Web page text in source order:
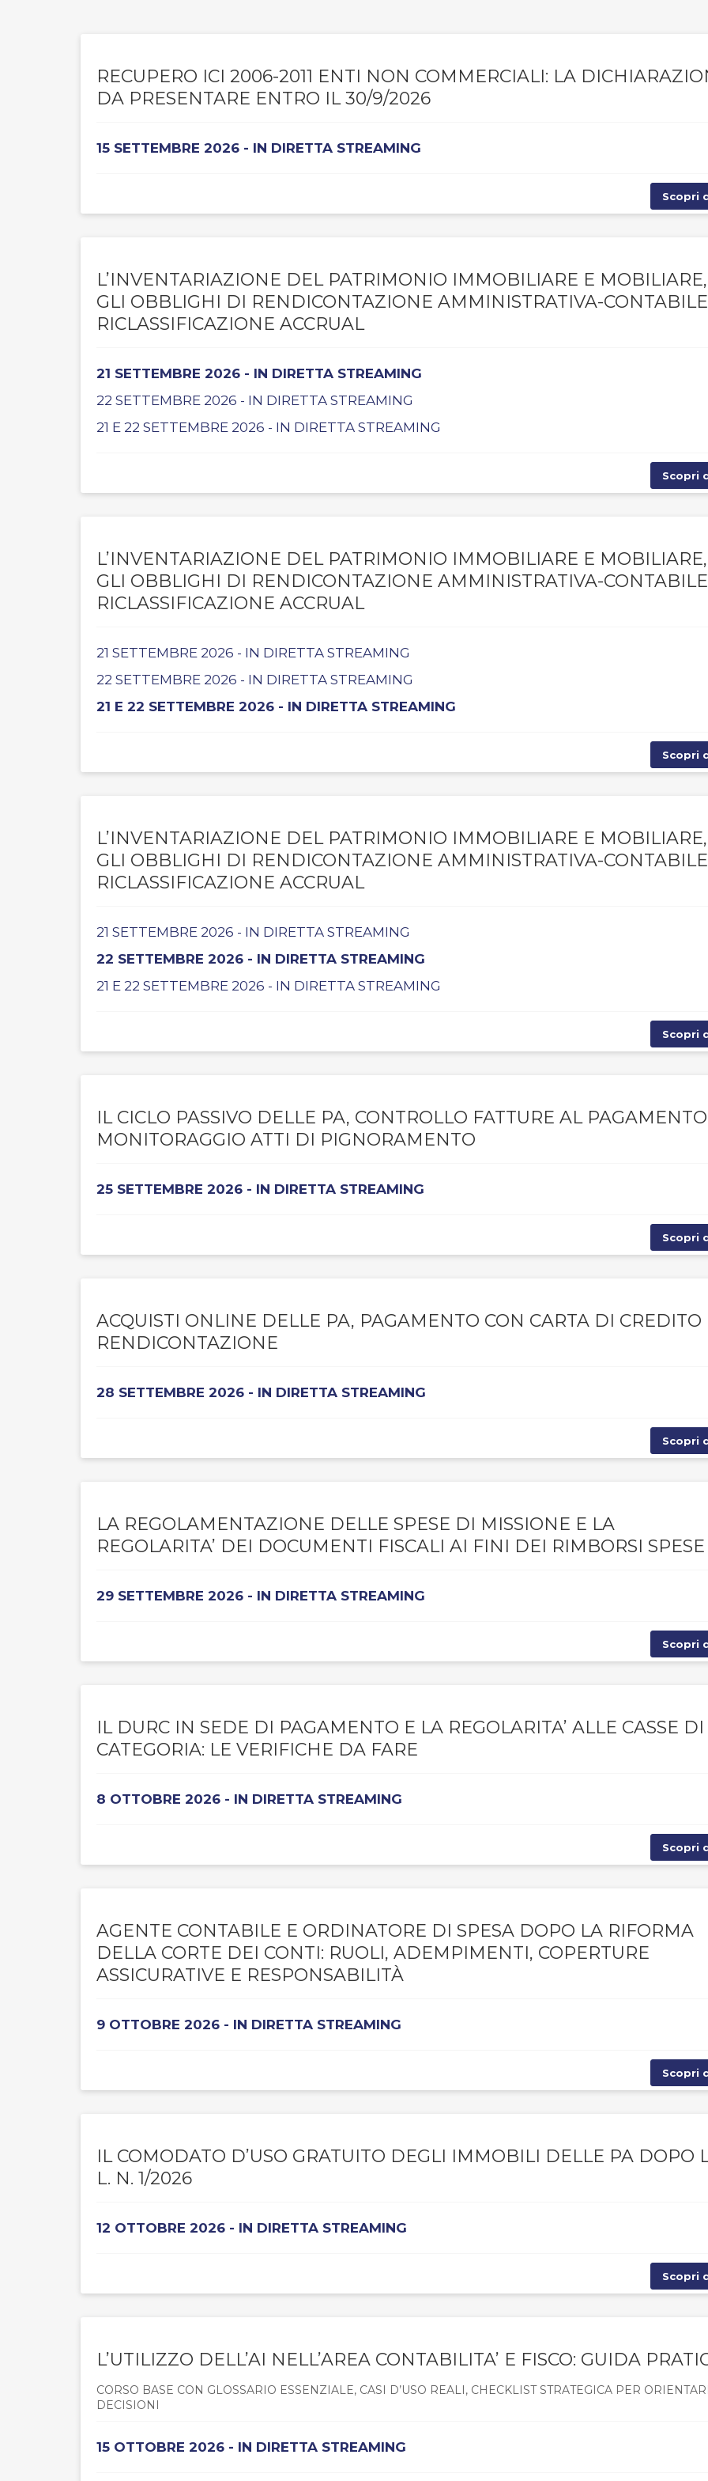
RECUPERO ICI 2006-2011 ENTI NON COMMERCIALI: LA
DA PRESENTARE ENTRO IL 30/9/2026
15 SETTEMBRE 2026 - IN DIRETTA STREAMING
Scopri
L’INVENTARIAZIONE DEL PATRIMONIO IMMOBILIARE E MOBILIARE,
GLI OBBLIGHI DI RENDICONTAZIONE AMMINISTRATIVA-
RICLASSIFICAZIONE ACCRUAL
21 SETTEMBRE 2026 - IN DIRETTA STREAMING
22 SETTEMBRE 2026 - IN DIRETTA STREAMING
21 E 22 SETTEMBRE 2026 - IN DIRETTA STREAMING
Scopri
L’INVENTARIAZIONE DEL PATRIMONIO IMMOBILIARE E MOBILIARE,
GLI OBBLIGHI DI RENDICONTAZIONE AMMINISTRATIVA-
RICLASSIFICAZIONE ACCRUAL
21 SETTEMBRE 2026 - IN DIRETTA STREAMING
22 SETTEMBRE 2026 - IN DIRETTA STREAMING
21 E 22 SETTEMBRE 2026 - IN DIRETTA STREAMING
Scopri
L’INVENTARIAZIONE DEL PATRIMONIO IMMOBILIARE E MOBILIARE,
GLI OBBLIGHI DI RENDICONTAZIONE AMMINISTRATIVA-
RICLASSIFICAZIONE ACCRUAL
21 SETTEMBRE 2026 - IN DIRETTA STREAMING
22 SETTEMBRE 2026 - IN DIRETTA STREAMING
21 E 22 SETTEMBRE 2026 - IN DIRETTA STREAMING
Scopri
IL CICLO PASSIVO DELLE PA, CONTROLLO FATTURE AL
MONITORAGGIO ATTI DI PIGNORAMENTO
25 SETTEMBRE 2026 - IN DIRETTA STREAMING
Scopri
ACQUISTI ONLINE DELLE PA, PAGAMENTO CON CARTA DI CREDITO
RENDICONTAZIONE
28 SETTEMBRE 2026 - IN DIRETTA STREAMING
Scopri
LA REGOLAMENTAZIONE DELLE SPESE DI MISSIONE E LA
REGOLARITA’ DEI DOCUMENTI FISCALI AI FINI DEI RIMBORSI SPESE
29 SETTEMBRE 2026 - IN DIRETTA STREAMING
Scopri
IL DURC IN SEDE DI PAGAMENTO E LA REGOLARITA’ ALLE CASSE DI
CATEGORIA: LE VERIFICHE DA FARE
8 OTTOBRE 2026 - IN DIRETTA STREAMING
Scopri
AGENTE CONTABILE E ORDINATORE DI SPESA DOPO LA RIFORMA
DELLA CORTE DEI CONTI: RUOLI, ADEMPIMENTI, COPERTURE
ASSICURATIVE E RESPONSABILITÀ
9 OTTOBRE 2026 - IN DIRETTA STREAMING
Scopri
IL COMODATO D’USO GRATUITO DEGLI IMMOBILI DELLE PA DOPO
L. N. 1/2026
12 OTTOBRE 2026 - IN DIRETTA STREAMING
Scopri
L’UTILIZZO DELL’AI NELL’AREA CONTABILITA’ E FISCO: GUIDA
CORSO BASE CON GLOSSARIO ESSENZIALE, CASI D’USO REALI, CHECKLIST STRATEGICA PER
DECISIONI
15 OTTOBRE 2026 - IN DIRETTA STREAMING